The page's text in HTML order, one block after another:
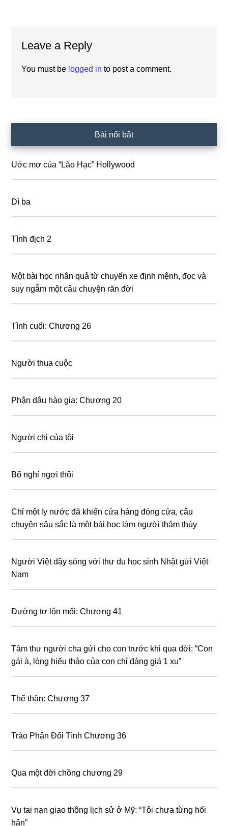
Interactions
Leave a Reply
You must be logged in to post a comment.
Sidebar
Bài nổi bật
Uớc mơ của “Lão Hạc” Hollywood
Dì ba
Tình địch 2
Một bài học nhân quả từ chuyến xe định mệnh, đọc và
suy ngẫm một câu chuyện răn đời
Tình cuối: Chương 26
Người thua cuộc
Phận dâu hào gia: Chương 20
Người chị của tôi
Bố nghỉ ngơi thôi
Chỉ một ly nước đã khiến cửa hàng đóng cửa, câu
chuyện sâu sắc là một bài học làm người thâm thúy
Người Việt dậy sóng với thư du học sinh Nhật gửi Việt
Nam
Đường tơ lộn mối: Chương 41
Tâm thư người cha gửi cho con trước khi qua đời: “Con
gái à, lòng hiếu thảo của con chỉ đáng giá 1 xu”
Thế thân: Chương 37
Tráo Phận Đổi Tình Chương 36
Qua một đời chồng chương 29
Vụ tai nạn giao thông lịch sử ở Mỹ: “Tôi chưa từng hối
hận”